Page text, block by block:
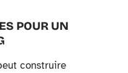
POUR UN
construire